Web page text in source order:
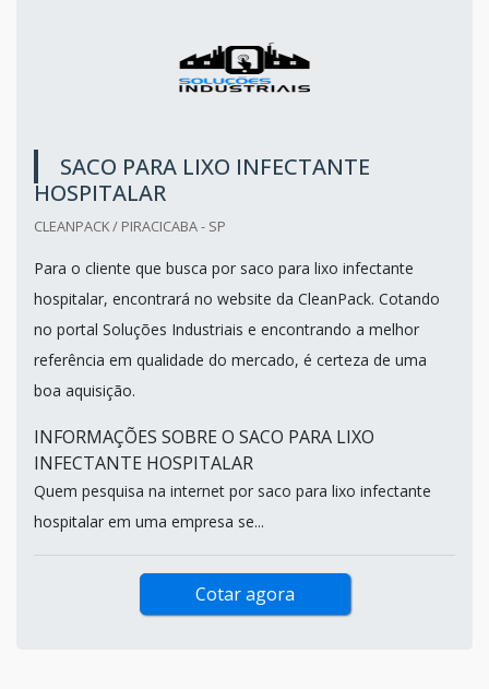
SACO PARA LIXO INFECTANTE
HOSPITALAR
CLEANPACK / PIRACICABA - SP
Para o cliente que busca por saco para lixo infectante
hospitalar, encontrará no website da CleanPack. Cotando
no portal Soluções Industriais e encontrando a melhor
referência em qualidade do mercado, é certeza de uma
boa aquisição.
INFORMAÇÕES SOBRE O SACO PARA LIXO
INFECTANTE HOSPITALAR
Quem pesquisa na internet por saco para lixo infectante
hospitalar em uma empresa se...
Cotar agora